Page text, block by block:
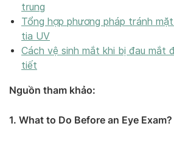
trung
Tổng hợp phương pháp tránh
tia UV
Cách vệ sinh mắt khi bị đau mắt
tiết
Nguồn tham khảo:
1. What to Do Before an Eye Exam?